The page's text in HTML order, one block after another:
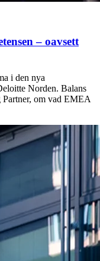
– oavsett
i den nya
Norden. Balans
om vad EMEA